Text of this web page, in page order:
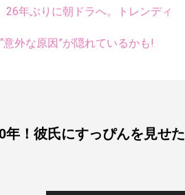
年ぶりに朝ドラへ。トレンディ
外な原因”が隠れているかも!
！彼氏にすっぴんを見せた